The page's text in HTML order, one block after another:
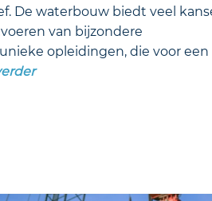
De waterbouw biedt veel
van bijzondere
opleidingen, die voor een